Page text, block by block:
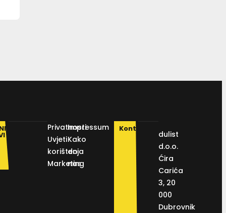
Privatnosti
Uvjeti
korištenja
Marketing
Impressum
Kako
do
nas
Kontakt
dulist
d.o.o.
Ćira
Carića
3, 20
000
Dubrovnik